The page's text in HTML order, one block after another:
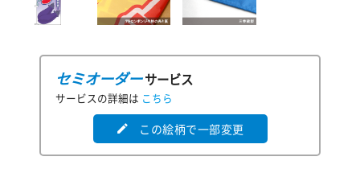
セミオーダーサービス
サービスの詳細は こちら
edit この絵柄で一部変更